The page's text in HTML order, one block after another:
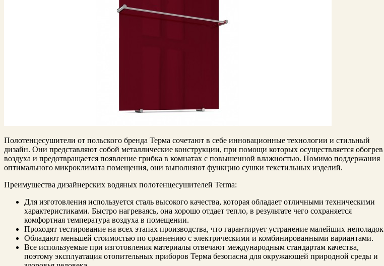
Полотенцесушители от польского бренда Терма сочетают в себе инновационные технологии и стильный
дизайн. Они представляют собой металлические конструкции, при помощи которых осуществляется обогрев
воздуха и предотвращается появление грибка в комнатах с повышенной влажностью. Помимо поддержания
оптимального микроклимата помещения, они выполняют функцию сушки текстильных изделий.
Преимущества дизайнерских водяных полотенцесушителей Terma:
Для изготовления используется сталь высокого качества, которая обладает отличными техническими
характеристиками. Быстро нагреваясь, она хорошо отдает тепло, в результате чего сохраняется
комфортная температура воздуха в помещении.
Проходят тестирование на всех этапах производства, что гарантирует устранение малейших неполадок
Обладают меньшей стоимостью по сравнению с электрическими и комбинированными вариантами.
Все используемые при изготовления материалы отвечают международным стандартам качества,
поэтому эксплуатация отопительных приборов Терма безопасна для окружающей природной среды и